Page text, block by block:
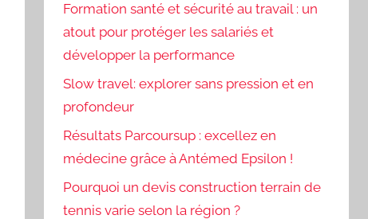
Formation santé et sécurité au travail : un
atout pour protéger les salariés et
développer la performance
Slow travel: explorer sans pression et en
profondeur
Résultats Parcoursup : excellez en
médecine grâce à Antémed Epsilon !
Pourquoi un devis construction terrain de
tennis varie selon la région ?